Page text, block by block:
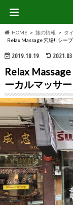
HOME 旅の情報 タ
Relax Massage 穴場!! シー
2019.10.19
Relax
ーカルマッサ